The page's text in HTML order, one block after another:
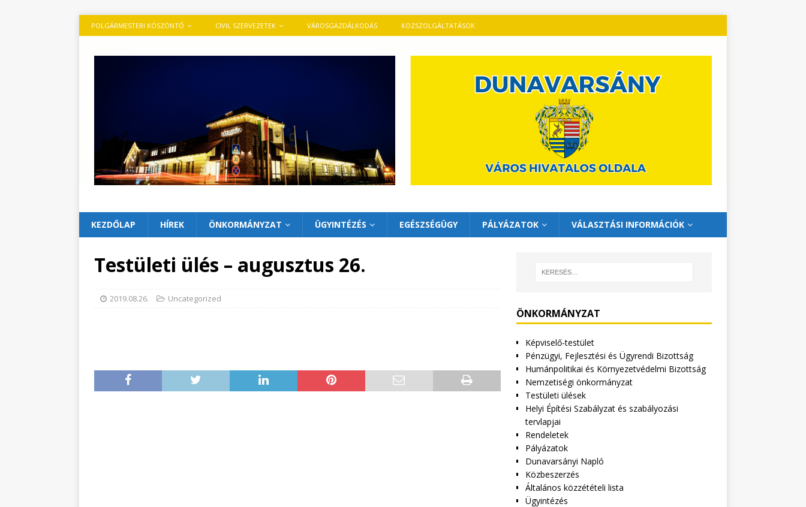
POLGÁRMESTERI KÖSZÖNTŐ CIVIL SZERVEZETEK VÁROSGAZDÁLKODÁS KÖZSZOLGÁLTATÁSOK
KEZDŐLAP HÍREK ÖNKORMÁNYZAT ÜGYINTÉZÉS EGÉSZSÉGÜGY PÁLYÁZATOK VÁLASZTÁSI INFORMÁCIÓK
Testületi ülés – augusztus 26.
2019.08.26. Uncategorized
ÖNKORMÁNYZAT
Képviselő-testület
Pénzügyi, Fejlesztési és Ügyrendi Bizottság
Humánpolitikai és Környezetvédelmi Bizottság
Nemzetiségi önkormányzat
Testületi ülések
Helyi Építési Szabályzat és szabályozási
tervlapjai
Rendeletek
Pályázatok
Dunavarsányi Napló
Közbeszerzés
Általános közzétételi lista
Ügyintézés